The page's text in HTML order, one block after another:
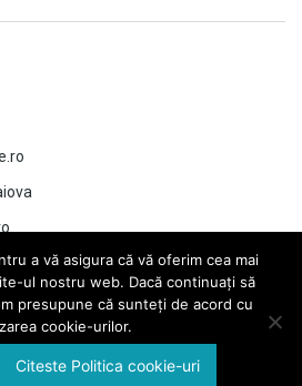
a vă asigura că vă oferim cea mai
ul nostru web. Dacă continuați să
presupune că sunteți de acord cu
cookie-urilor.
Citeste Politica cookie-uri